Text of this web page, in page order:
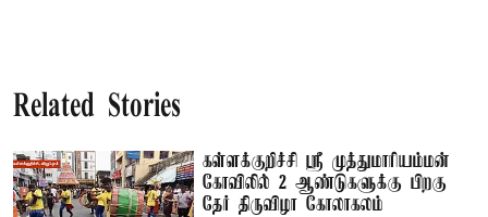
Related Stories
கள்ளக்குறிச்சி ஸ்ரீ முத்துமாரியம்மன்
கோவிலில் 2 ஆண்டுகளுக்கு பிறகு
தேர் திருவிழா கோலாகலம்